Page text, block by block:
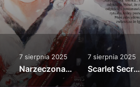
7 sierpnia 2025
Narzeczona dla Ignata tom 1
7 sierpnia 2025
Scarlet Secret nowa edycja